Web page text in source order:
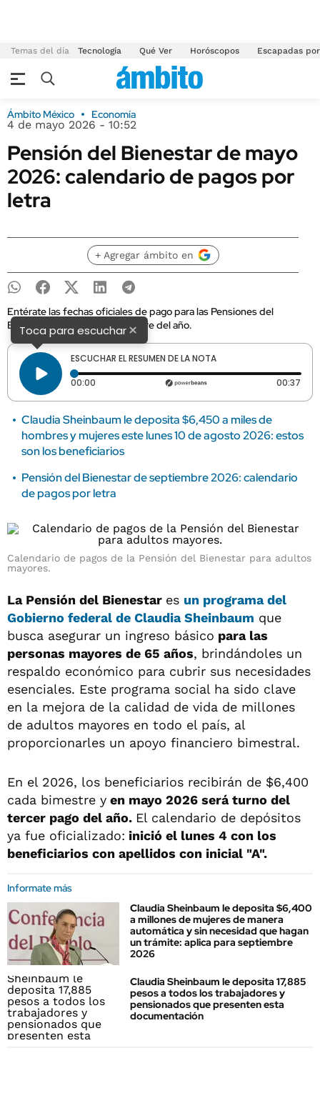
Temas del día Tecnología Qué Ver Horóscopos Escapadas
Ámbito México Economía
4 de mayo 2026 - 10:52
Pensión del Bienestar de mayo
2026: calendario de pagos por
letra
+ Agregar ámbito en
Entérate las fechas oficiales de pago para las Pensiones del
Bienestar para el tercer bimestre del año.
Toca para escuchar×
ESCUCHAR EL RESUMEN DE LA NOTA
00:00 Tiempo transcurrido: 0 segundos 00:37
Claudia Sheinbaum le deposita $6,450 a miles de
hombres y mujeres este lunes 10 de agosto 2026: estos
son los beneficiarios
Pensión del Bienestar de septiembre 2026: calendario
de pagos por letra
Calendario de pagos de la Pensión del Bienestar para adultos
mayores.
La Pensión del Bienestar es un programa del
Gobierno federal de Claudia Sheinbaum que
busca asegurar un ingreso básico para las
personas mayores de 65 años, brindándoles un
respaldo económico para cubrir sus necesidades
esenciales. Este programa social ha sido clave
en la mejora de la calidad de vida de millones
de adultos mayores en todo el país, al
proporcionarles un apoyo financiero bimestral.
En el 2026, los beneficiarios recibirán de $6,400
cada bimestre y en mayo 2026 será turno del
tercer pago del año. El calendario de depósitos
ya fue oficializado: inició el lunes 4 con los
beneficiarios con apellidos con inicial "A".
Informate más
Claudia Sheinbaum le deposita $6,400
a millones de mujeres de manera
automática y sin necesidad que hagan
un trámite: aplica para septiembre
2026
Claudia Sheinbaum le deposita 17,885
pesos a todos los trabajadores y
pensionados que presenten esta
documentación